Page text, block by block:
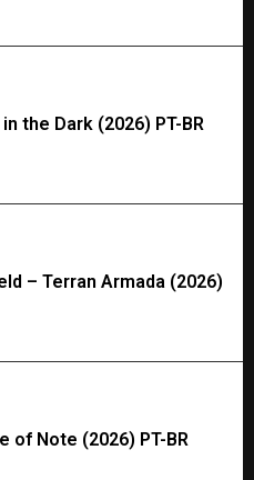
the Dark (2026) PT-BR
– Terran Armada (2026)
of Note (2026) PT-BR